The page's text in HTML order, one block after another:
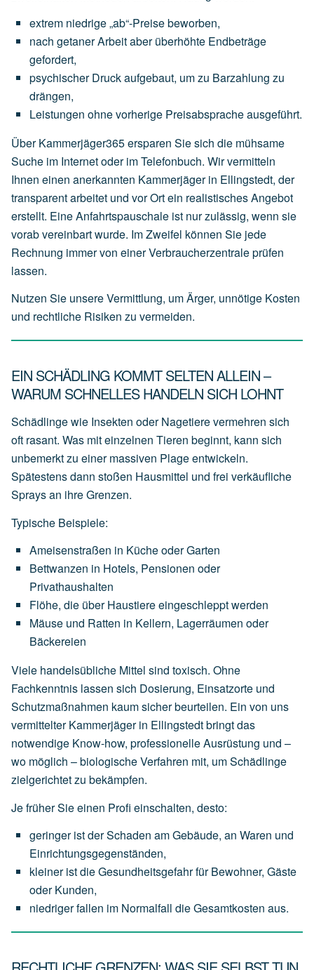
extrem niedrige„ab“-Preisebeworben,
nach getanerArbeitaber überhöhte Endbeträge
gefordert,
psychischer Druckaufgebaut, umzu Barzahlung zu
drängen,
Leistungen ohnevorherige Preisabspracheausgeführt.
Über Kammerjäger365 ersparen Sie sich die mühsame
Suche im Internet oder im Telefonbuch. Wir vermitteln
Ihnen einen anerkannten Kammerjäger in Ellingstedt, der
transparent arbeitet und vor Ort ein realistisches Angebot
erstellt. Eine Anfahrtspauschale ist nur zulässig, wenn sie
vorab vereinbart wurde. Im Zweifel können Sie jede
Rechnung immer von einer Verbraucherzentrale prüfen
lassen.
Nutzen Sie unsere Vermittlung, um Ärger, unnötige Kosten
und rechtliche Risiken zu vermeiden.
EIN SCHÄDLING KOMMT SELTEN ALLEIN –
WARUM SCHNELLES HANDELN SICH LOHNT
Schädlinge wie Insekten oder Nagetiere vermehren sich
oft rasant. Was mit einzelnen Tieren beginnt, kann sich
unbemerkt zu einer massiven Plage entwickeln.
Spätestens dann stoßen Hausmittel und frei verkäufliche
Sprays an ihre Grenzen.
Typische Beispiele:
Ameisenstraßen in KücheoderGarten
Bettwanzen in Hotels, Pensionen oder
Privathaushalten
Flöhe, die über Haustiereeingeschlepptwerden
Mäuse und Ratten in Kellern, Lagerräumen oder
Bäckereien
Viele handelsübliche Mittel sind toxisch. Ohne
Fachkenntnis lassen sich Dosierung, Einsatzorte und
Schutzmaßnahmen kaum sicher beurteilen. Ein von uns
vermittelter Kammerjäger in Ellingstedt bringt das
notwendige Know-how, professionelle Ausrüstung und –
wo möglich – biologische Verfahren mit, um Schädlinge
zielgerichtet zu bekämpfen.
Je früher Sie einen Profi einschalten, desto:
geringer istderSchaden amGebäude, an Waren und
Einrichtungsgegenständen,
kleiner istdieGesundheitsgefahrfür Bewohner, Gäste
oder Kunden,
niedrigerfallen im Normalfall dieGesamtkosten aus.